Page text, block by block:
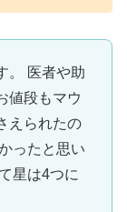
。 医者や助
値段もマウ
えられたの
ったと思い
星は4つに